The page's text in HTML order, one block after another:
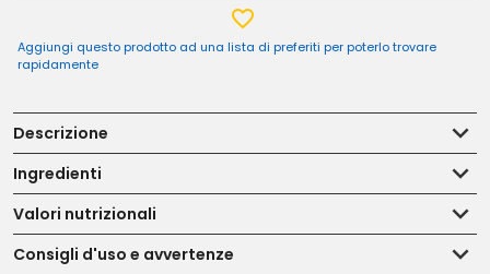
Aggiungi questo prodotto ad una lista di preferiti per poterlo trovare
rapidamente
Descrizione
Ingredienti
Valori nutrizionali
Consigli d'uso e avvertenze